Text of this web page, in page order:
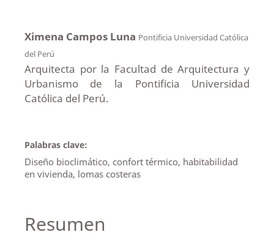
Ximena Campos Luna Pontificia Universidad Católica
del Perú
Arquitecta por la Facultad de Arquitectura y
Urbanismo de la Pontificia Universidad
Católica del Perú.
Palabras clave:
Diseño bioclimático, confort térmico, habitabilidad
en vivienda, lomas costeras
Resumen